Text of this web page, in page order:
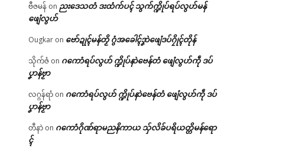
ဗီဇမန် on ညးဒေသတံ ဒးထံက်ပၚ် သွက်က္ဍိုပ်ရပ်လွဟ်မန်
ဖျေံလွဟ်
Ougkar on ဗော်ဍုၚ်မန်တၟိ ဂွံအခေါၚ်ဒၞာဲဖျေံဒပ်ဂၠိုၚ်တိုန်
သိုက်ဇံ on ဂကောံရပ်လွဟ် က္ဍိုပ်နာဲဗေန်တံ ဖျေံလွဟ်ကဵု ဒပ်
ပၞာန်ဗၟာ
လဂ္ဂန်ရာံ on ဂကောံရပ်လွဟ် က္ဍိုပ်နာဲဗေန်တံ ဖျေံလွဟ်ကဵု ဒပ်
ပၞာန်ဗၟာ
တီနာဲ on ဂကောံဂိုဏ်ရာမညနိကာယ သှ်လိခ်ပရိယတ္တိမန်ရော
ၚ်